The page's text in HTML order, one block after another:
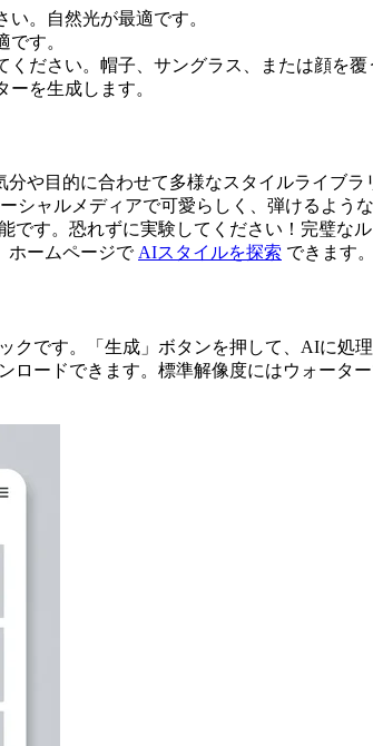
。自然光が最適です。
す。
ださい。帽子、サングラス、または顔を覆
を生成します。
分や目的に合わせて多様なスタイルライブ
ャルメディアで可愛らしく、弾けるよう
す。恐れずに実験してください！完璧な
ホームページで AIスタイルを探索 できます。
です。「生成」ボタンを押して、AIに処
ードできます。標準解像度にはウォータ